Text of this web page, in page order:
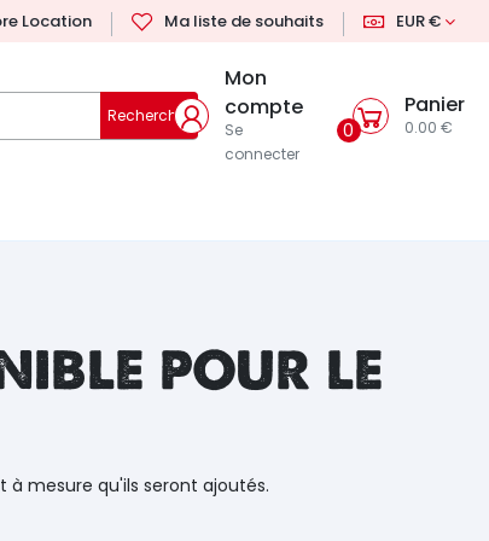
Location Ma liste de souhaits EUR €
Rechercher
Mon
compte
Se
connecter
0
Panier
0.00 €
pour le
mesure qu'ils seront ajoutés.